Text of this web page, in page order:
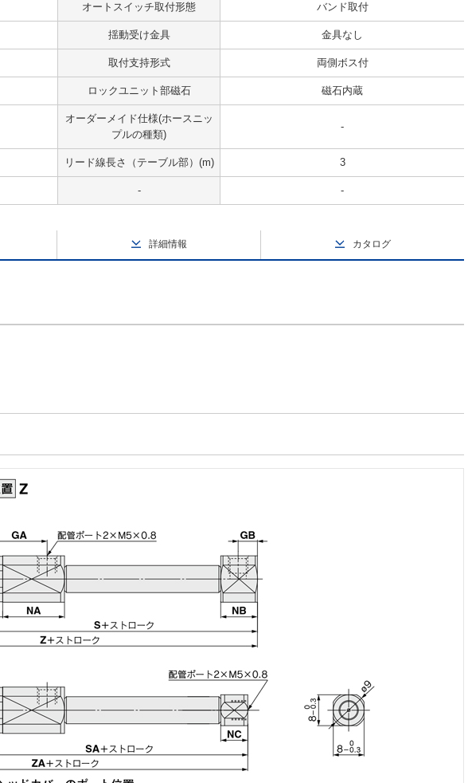
オートスイッチ取付形態 バンド取付
揺動受け金具 金具なし
取付支持形式 両側ボス付
ロックユニット部磁石 磁石内蔵
オーダーメイド仕様(ホースニッ
プルの種類)
-
リード線長さ（テーブル部）(m) 3
- -
詳細情報 カタログ